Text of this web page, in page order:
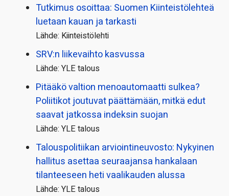
Tutkimus osoittaa: Suomen Kiinteistölehteä
luetaan kauan ja tarkasti
Lähde: Kiinteistölehti
SRV:n liikevaihto kasvussa
Lähde: YLE talous
Pitääkö valtion menoautomaatti sulkea?
Poliitikot joutuvat päättämään, mitkä edut
saavat jatkossa indeksin suojan
Lähde: YLE talous
Talous­politiikan arviointi­neuvosto: Nykyinen
hallitus asettaa seuraajansa hankalaan
tilanteeseen heti vaalikauden alussa
Lähde: YLE talous